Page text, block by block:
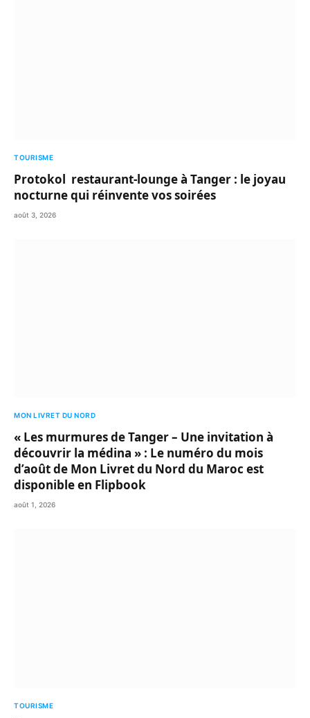
TOURISME
Protokol restaurant-lounge à Tanger : le joyau
nocturne qui réinvente vos soirées
août 3, 2026
MON LIVRET DU NORD
« Les murmures de Tanger – Une invitation à
découvrir la médina » : Le numéro du mois
d’août de Mon Livret du Nord du Maroc est
disponible en Flipbook
août 1, 2026
TOURISME